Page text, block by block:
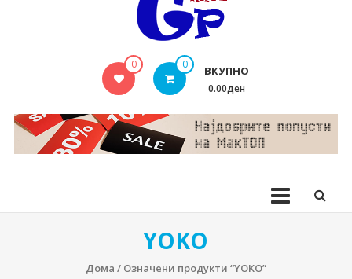
MAKTOP.MK
0 0 ВКУПНО
0.00ден
YOKO
Дома / Означени продукти “YOKO”